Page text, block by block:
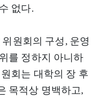
없다.
원회의 구성, 운영
를 정하지 아니하
회는 대학의 장 후
목적상 명백하고,